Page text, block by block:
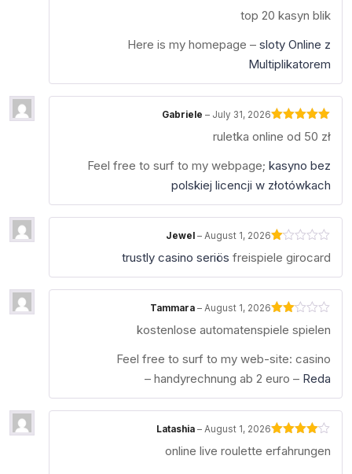
out of 5
top 20 kasyn blik
Here is my homepage – sloty Online z
Multiplikatorem
of 5
Gabriele– July 31, 2026
ruletka online od 50 zł
Feel free to surf to my webpage; kasyno bez
polskiej licencji w złotówkach
1
Jewel– August 1, 2026
trustly casino seriös freispiele girocard
2
of 5
Tammara– August 1, 2026
kostenlose automatenspiele spielen
Feel free to surf to my web-site: casino
handyrechnung ab 2 euro – Reda
–
out of 5
Latashia– August 1, 2026
online live roulette erfahrungen